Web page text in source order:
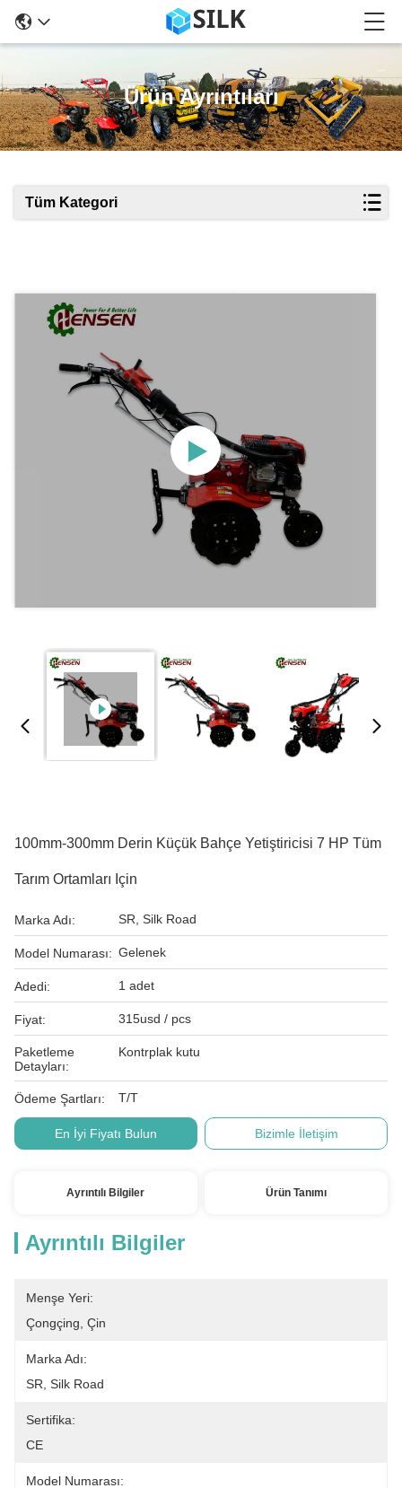
Ürün Ayrıntıları
Tüm Kategori
100mm-300mm Derin Küçük Bahçe Yetiştiricisi 7 HP Tüm
Tarım Ortamları Için
Marka Adı: SR, Silk Road
Model Numarası: Gelenek
Adedi: 1 adet
Fiyat: 315usd / pcs
Paketleme
Detayları:
Kontrplak kutu
Ödeme Şartları: T/T
En İyi Fiyatı Bulun Bizimle İletişim
Ayrıntılı Bilgiler Ürün Tanımı
Ayrıntılı Bilgiler
Menşe Yeri:
Çongçing, Çin
Marka Adı:
SR, Silk Road
Sertifika:
CE
Model Numarası: